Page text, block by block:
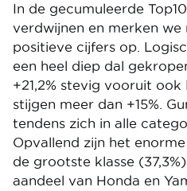
In de gecumuleerde
verdwijnen en merken we
positieve cijfers op.
een heel diep dal
+21,2% stevig vooruit ook
stijgen meer dan +15%.
tendens zich in alle
Opvallend zijn het
de grootste klasse
aandeel van Honda en